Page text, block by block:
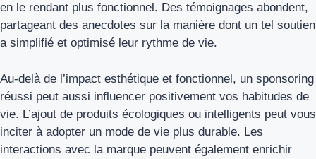
en le rendant plus fonctionnel. Des témoignages abondent,
partageant des anecdotes sur la manière dont un tel soutien
a simplifié et optimisé leur rythme de vie.
Au-delà de l’impact esthétique et fonctionnel, un sponsoring
réussi peut aussi influencer positivement vos habitudes de
vie. L’ajout de produits écologiques ou intelligents peut vous
inciter à adopter un mode de vie plus durable. Les
interactions avec la marque peuvent également enrichir